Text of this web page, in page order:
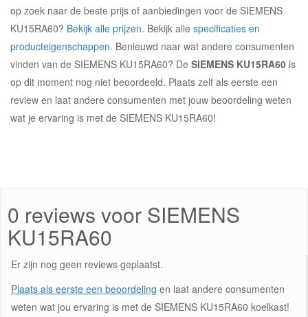
op zoek naar de beste prijs of aanbiedingen voor de SIEMENS
KU15RA60? Bekijk alle prijzen. Bekijk alle specificaties en
producteigenschappen. Benieuwd naar wat andere consumenten
vinden van de SIEMENS KU15RA60? De SIEMENS KU15RA60 is
op dit moment nog niet beoordeeld. Plaats zelf als eerste een
review en laat andere consumenten met jouw beoordeling weten
wat je ervaring is met de SIEMENS KU15RA60!
0 reviews voor SIEMENS
KU15RA60
Er zijn nog geen reviews geplaatst.
Plaats als eerste een beoordeling en laat andere consumenten
weten wat jou ervaring is met de SIEMENS KU15RA60 koelkast!